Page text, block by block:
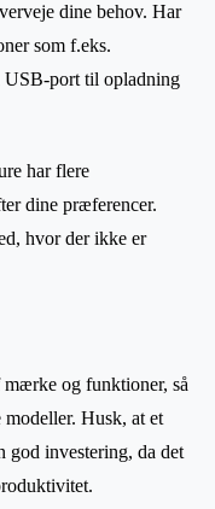
dine behov. Har
som f.eks.
USB-port til opladning
har flere
dine præferencer.
hvor der ikke er
og funktioner, så
Husk, at et
god investering, da det